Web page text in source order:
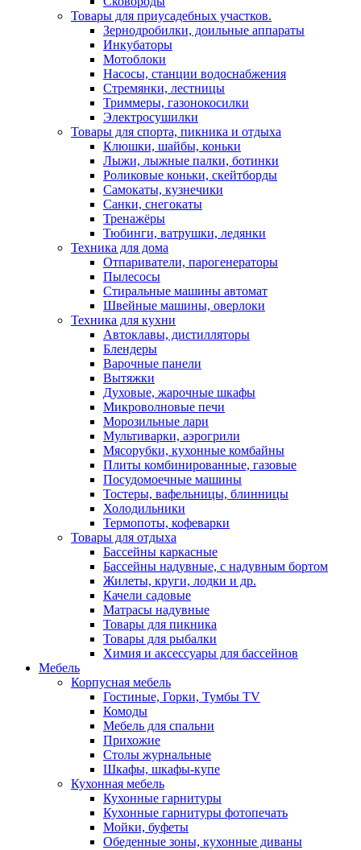
Товары для приусадебных участков.
Зернодробилки, доильные аппараты
Инкубаторы
Мотоблоки
Насосы, станции водоснабжения
Стремянки, лестницы
Триммеры, газонокосилки
Электросушилки
Товары для спорта, пикника и отдыха
Клюшки, шайбы, коньки
Лыжи, лыжные палки, ботинки
Роликовые коньки, скейтборды
Самокаты, кузнечики
Санки, снегокаты
Тренажёры
Тюбинги, ватрушки, ледянки
Техника для дома
Отпариватели, парогенераторы
Пылесосы
Стиральные машины автомат
Швейные машины, оверлоки
Техника для кухни
Автоклавы, дистилляторы
Блендеры
Варочные панели
Вытяжки
Духовые, жарочные шкафы
Микроволновые печи
Морозильные лари
Мультиварки, аэрогрили
Мясорубки, кухонные комбайны
Плиты комбинированные, газовые
Посудомоечные машины
Тостеры, вафельницы, блинницы
Холодильники
Термопоты, кофеварки
Товары для отдыха
Бассейны каркасные
Бассейны надувные, с надувным бортом
Жилеты, круги, лодки и др.
Качели садовые
Матрасы надувные
Товары для пикника
Товары для рыбалки
Химия и аксессуары для бассейнов
Мебель
Корпусная мебель
Гостиные, Горки, Тумбы TV
Комоды
Мебель для спальни
Прихожие
Столы журнальные
Шкафы, шкафы-купе
Кухонная мебель
Кухонные гарнитуры
Кухонные гарнитуры фотопечать
Мойки, буфеты
Обеденные зоны, кухонные диваны